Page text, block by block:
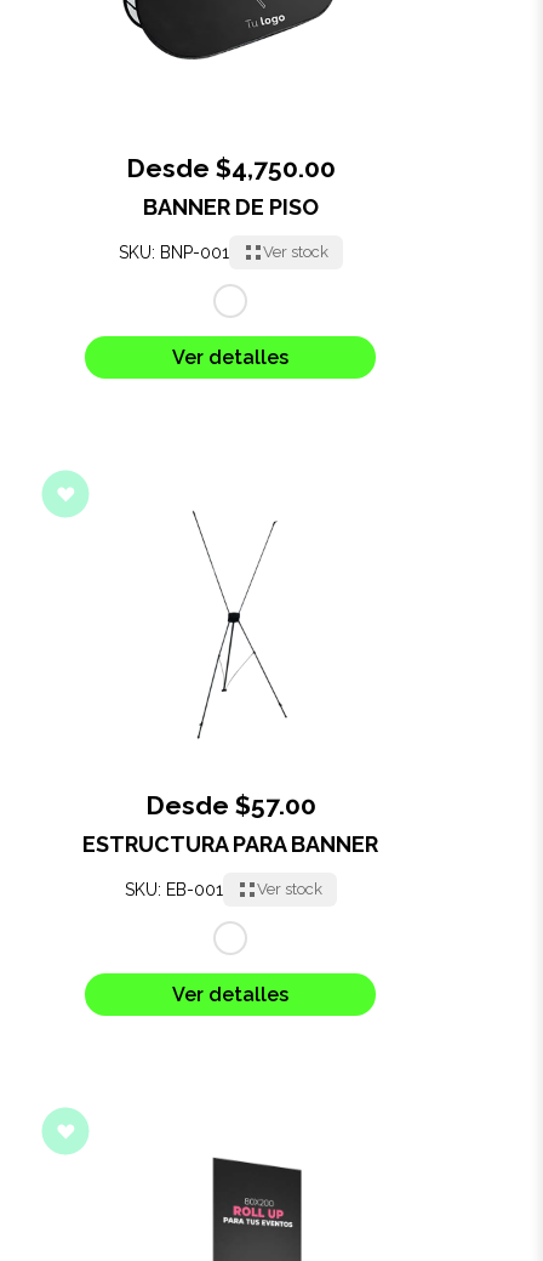
Desde $4,750.00
BANNER DE PISO
SKU: BNP-001 Ver stock
Ver detalles
Desde $57.00
ESTRUCTURA PARA BANNER
SKU: EB-001 Ver stock
Ver detalles